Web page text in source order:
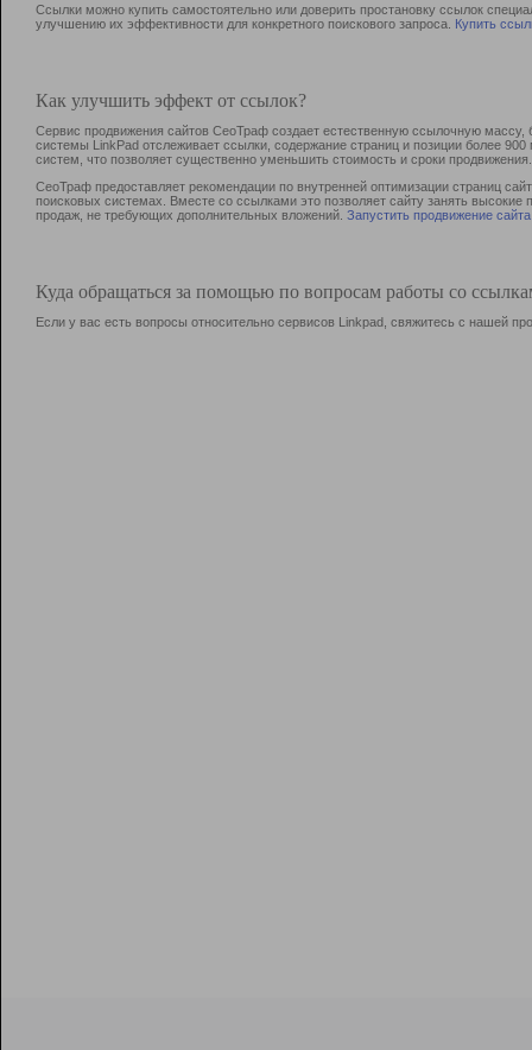
Ссылки можно купить самостоятельно или доверить простановку ссылок
улучшению их эффективности для конкретного поискового запроса. Купить
Как улучшить эффект от ссылок?
Сервис продвижения сайтов СеоТраф создает естественную ссылочную
системы LinkPad отслеживает ссылки, содержание страниц и позиции более
систем, что позволяет существенно уменьшить стоимость и сроки продвижения.
СеоТраф предоставляет рекомендации по внутренней оптимизации страниц
поисковых системах. Вместе со ссылками это позволяет сайту занять
продаж, не требующих дополнительных вложений. Запустить продвижение сайта
Куда обращаться за помощью по вопросам работы со
Если у вас есть вопросы относительно сервисов Linkpad, свяжитесь с нашей